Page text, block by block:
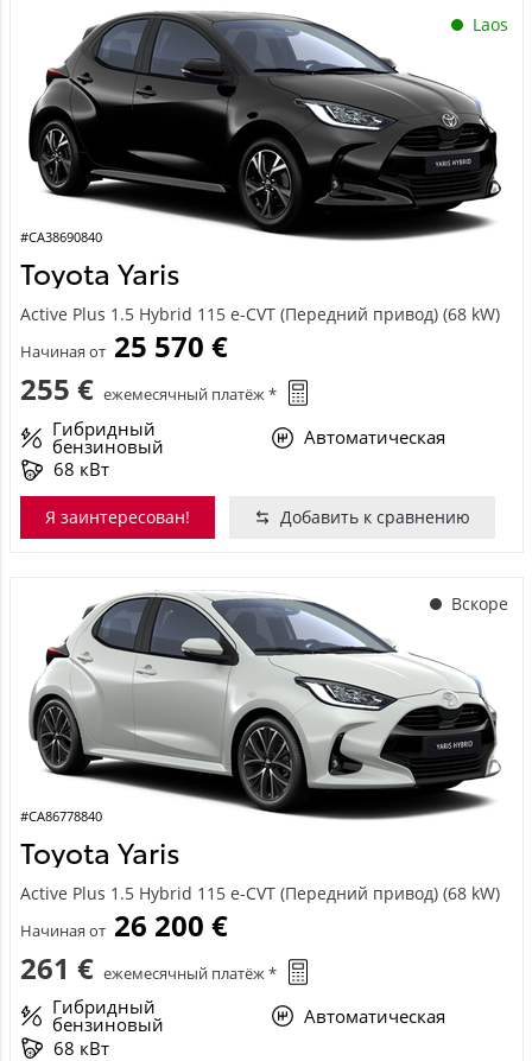
Laos
#CA38690840
Toyota Yaris
Active Plus 1.5 Hybrid 115 e-CVT (Передний привод) (68 kW)
Начиная от 25 570 €
255 € ежемесячный платёж *
Гибридный
бензиновый
Автоматическая
68 кВт
Я заинтересован! Добавить к сравнению
Вскоре
#CA86778840
Toyota Yaris
Active Plus 1.5 Hybrid 115 e-CVT (Передний привод) (68 kW)
Начиная от 26 200 €
261 € ежемесячный платёж *
Гибридный
бензиновый
Автоматическая
68 кВт